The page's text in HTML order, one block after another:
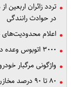
در حوادث رانندگی
اعلام محدودیت‌های
۳۰۰۰ اتوبوس وعده داده شده هنوز وارد طرح اربعین نشده است
واژگونی مرگبار
۸۰ تا ۹۰ درصد مخازن و تأسیسات انبار نفت شهران از بین رفته